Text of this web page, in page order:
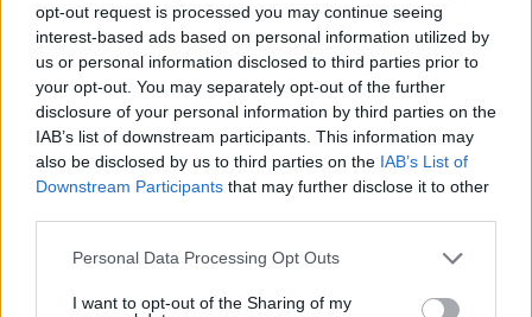
opt-out request is processed you may continue seeing
interest-based ads based on personal information utilized by
us or personal information disclosed to third parties prior to
your opt-out. You may separately opt-out of the further
disclosure of your personal information by third parties on the
IAB’s list of downstream participants. This information may
also be disclosed by us to third parties on the IAB’s List of
Downstream Participants that may further disclose it to other
Please note that this website/app uses one or more Google
not limited to your visit or usage behaviour. You may click to
Personal Data Processing Opt Outs
I want to opt-out of the Sharing of my
Ζευγάρι Βρετανών με 3 παιδιά πούλησαν τα πάντα
για να αγοράσουν σπίτι στην Αιγιάλεια,
καταστράφηκε από την πυρκαγιά λίγο πριν
μετακομίσουν, φωτογραφίες
Άγριο διπλό έγκλημα στην Ταϊλάνδη:
Σκότωσαν δύο αδέλφια από τη Ρωσία
06.08.2026, 09:29 12